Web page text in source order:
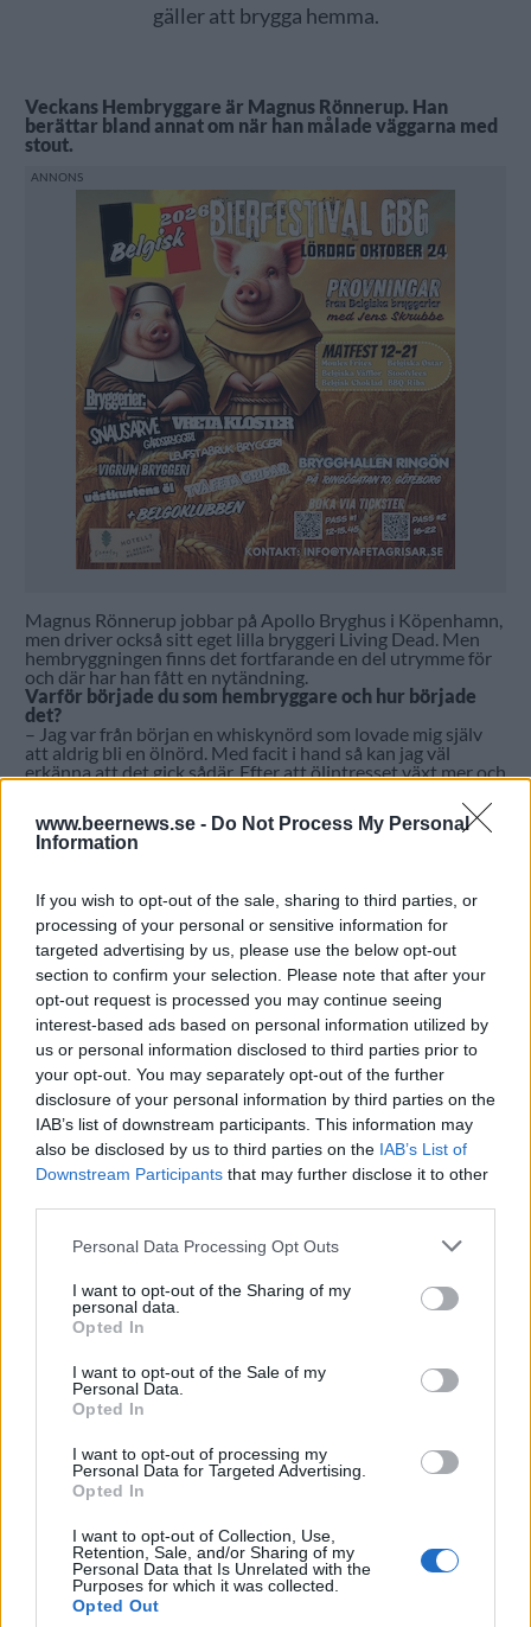
www.beernews.se - Do Not Process My Personal
Information
If you wish to opt-out of the sale, sharing to third parties, or
processing of your personal or sensitive information for
targeted advertising by us, please use the below opt-out
section to confirm your selection. Please note that after your
opt-out request is processed you may continue seeing
interest-based ads based on personal information utilized by
us or personal information disclosed to third parties prior to
your opt-out. You may separately opt-out of the further
disclosure of your personal information by third parties on the
IAB’s list of downstream participants. This information may
also be disclosed by us to third parties on the IAB’s List of
Downstream Participants that may further disclose it to other
Personal Data Processing Opt Outs
I want to opt-out of the Sharing of my
personal data.
Opted In
I want to opt-out of the Sale of my
Personal Data.
Opted In
I want to opt-out of processing my
Personal Data for Targeted Advertising.
Opted In
I want to opt-out of Collection, Use,
Retention, Sale, and/or Sharing of my
Personal Data that Is Unrelated with the
Purposes for which it was collected.
Opted Out
gäller att brygga hemma.
Veckans Hembryggare är Magnus Rönnerup. Han
berättar bland annat om när han målade väggarna med
stout.
Magnus Rönnerup jobbar på Apollo Bryghus i Köpenhamn,
men driver också sitt eget lilla bryggeri Living Dead. Men
hembryggningen finns det fortfarande en del utrymme för
och där har han fått en nytändning.
Varför började du som hembryggare och hur började
det?
– Jag var från början en whiskynörd som lovade mig själv
att aldrig bli en ölnörd. Med facit i hand så kan jag väl
erkänna att det gick sådär. Efter att ölintresset växt mer och
göra det själv. Sen att det skulle hålla på så många år och att
det skulle leda till att jag numera jobbar som bryggare på
heltid hade jag väl knappast räknat med.
– Just nu är det många timmar. Men jag hade ett långt
uppehåll på tre år. Men i oktober började jag brygga igen
efter att jag fick en spark i … Men nu brygger jag ungefär två
batcher varannan vecka. Har en lång lista på öl jag velat
brygga men som inte blivit av, så jag jobbar ikapp det nu.
Beskriv vad det svåraste enligt dig är med att brygga öl
hemma?
– Jag vet inte riktigt om jag tycker det är så svårt egentligen.
själv att brygga 25 litersbatcher istället för som på jobb där
jag brygger 1000 liter. Sen är jäsning ett problem om man
brygger så pass mycket som jag gör nu då jag bara har plats
för en hink i min jäskyl. Så man får anpassa sig efter det.
Vilket av dina öl är det bästa du bryggt?